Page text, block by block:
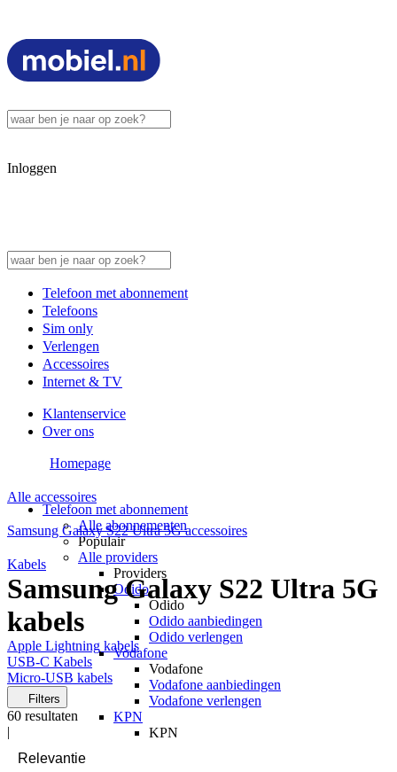
Inloggen
Telefoon met abonnement
Telefoons
Sim only
Verlengen
Accessoires
Internet & TV
Klantenservice
Over ons
Telefoon met abonnement
Alle abonnementen
Populair
Alle providers
Providers
Odido
Odido
Odido aanbiedingen
Odido verlengen
Vodafone
Vodafone
Vodafone aanbiedingen
Vodafone verlengen
KPN
KPN
Homepage
Alle accessoires
Samsung Galaxy S22 Ultra 5G accessoires
Kabels
Samsung Galaxy S22 Ultra 5G
kabels
Apple Lightning kabels
USB-C Kabels
Micro-USB kabels
Filters
60 resultaten
|